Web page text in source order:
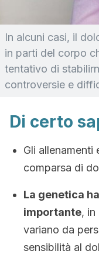
In alcuni casi, il
in parti del corpo
tentativo di
controversie e
Di certo
Gli
comparsa di
La genetica
importante, in
variano da
sensibilità al